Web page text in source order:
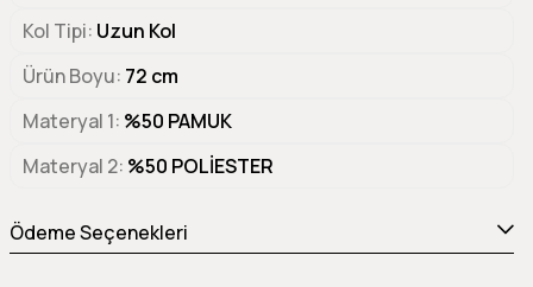
Kol Tipi Uzun Kol
Ürün Boyu 72 cm
Materyal 1 %50 PAMUK
Materyal 2 %50 POLİESTER
Ödeme Seçenekleri